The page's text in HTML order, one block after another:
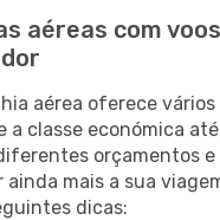
aéreas com
aérea oferece
a classe económica
orçamentos
ainda mais a sua
dicas: